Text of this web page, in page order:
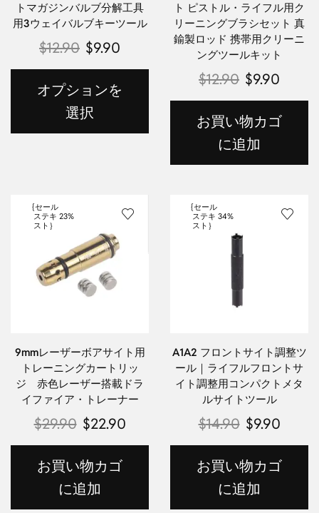
トマガジンバルブ分解工具
用3ウェイバルブキーツール
$12.90 $9.90
オプションを
選択
ト ピストル・ライフル用ク
リーニングブラシセット 真
鍮製ロッド 携帯用クリーニ
ングツールキット
$12.90 $9.90
お買い物カゴ
に追加
{セール
ステキ
スト｝
23%
9mmレーザーボアサイト用
トレーニングカートリッ
ジ 赤色レーザー搭載ドラ
イファイア・トレーナー
$29.90 $22.90
お買い物カゴ
に追加
{セール
ステキ
スト｝
34%
A1A2 フロントサイト調整ツ
ール｜ライフルフロントサ
イト調整用コンパクトメタ
ルサイトツール
$14.90 $9.90
お買い物カゴ
に追加